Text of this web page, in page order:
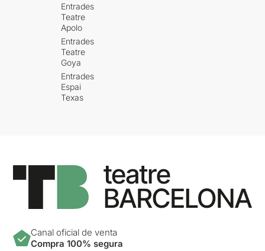
Entrades
Teatre
Apolo
Entrades
Teatre
Goya
Entrades
Espai
Texas
Canal oficial de venta
Compra 100% segura